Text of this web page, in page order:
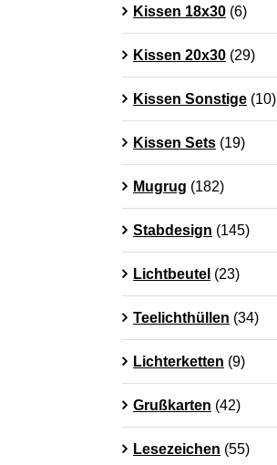
Kissen 18x30 (6)
Kissen 20x30 (29)
Kissen Sonstige (10)
Kissen Sets (19)
Mugrug (182)
Stabdesign (145)
Lichtbeutel (23)
Teelichthüllen (34)
Lichterketten (9)
Grußkarten (42)
Lesezeichen (55)